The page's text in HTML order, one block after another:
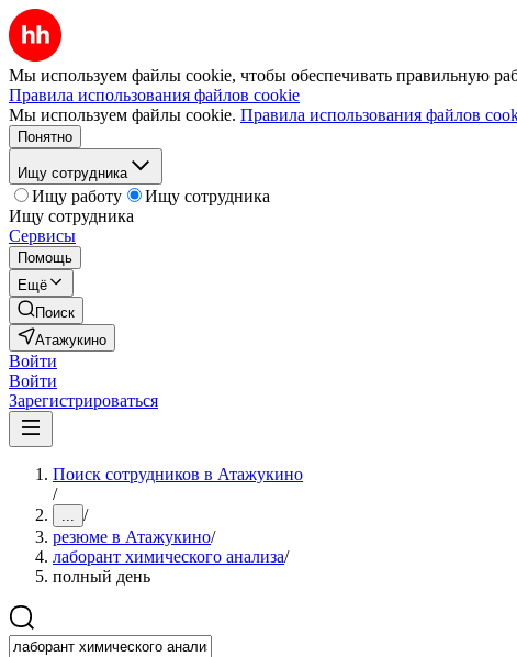
Мы используем файлы cookie, чтобы обеспечивать правильную
Правила использования файлов cookie
Мы используем файлы cookie. Правила использования файлов
Понятно
Ищу сотрудника
Ищу работу
Ищу сотрудника
Ищу сотрудника
Сервисы
Помощь
Ещё
Поиск
Атажукино
Войти
Войти
Зарегистрироваться
Поиск сотрудников в Атажукино
/
... /
резюме в Атажукино/
лаборант химического анализа/
полный день